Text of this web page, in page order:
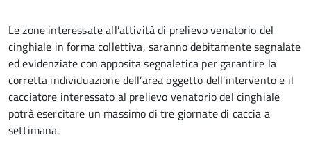
Le zone interessate all’attività di prelievo venatorio del
cinghiale in forma collettiva, saranno debitamente segnalate
ed evidenziate con apposita segnaletica per garantire la
corretta individuazione dell’area oggetto dell’intervento e il
cacciatore interessato al prelievo venatorio del cinghiale
potrà esercitare un massimo di tre giornate di caccia a
settimana.